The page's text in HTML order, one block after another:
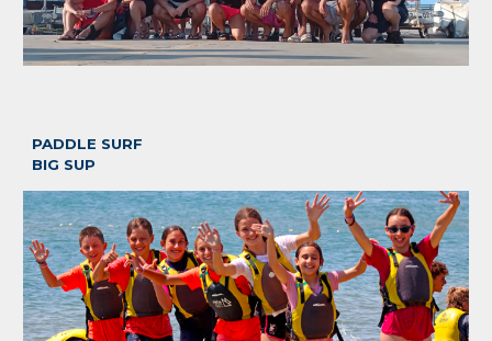
PADDLE SURF
BIG SUP